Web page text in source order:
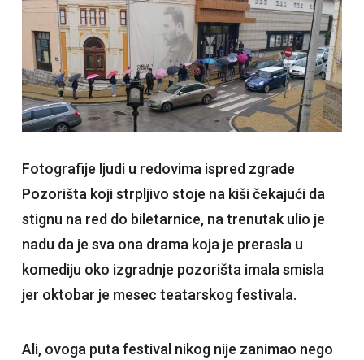
Fotografije ljudi u redovima ispred zgrade
Pozorišta koji strpljivo stoje na kiši čekajući da
stignu na red do biletarnice, na trenutak ulio je
nadu da je sva ona drama koja je prerasla u
komediju oko izgradnje pozorišta imala smisla
jer oktobar je mesec teatarskog festivala.
Ali, ovoga puta festival nikog nije zanimao nego